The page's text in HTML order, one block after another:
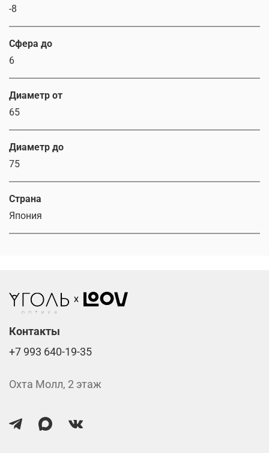
-8
Сфера до
6
Диаметр от
65
Диаметр до
75
Страна
Япония
Контакты
+7 993 640-19-35
Охта Молл, 2 этаж